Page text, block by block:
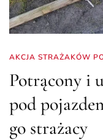
AKCJA STRAŻAKÓW
Potrącony i
pod
go strażacy